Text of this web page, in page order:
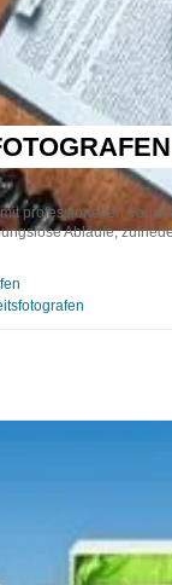
professionellen
Abläufe,